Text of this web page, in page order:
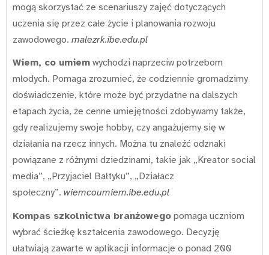
mogą skorzystać ze scenariuszy zajęć dotyczących
uczenia się przez całe życie i planowania rozwoju
zawodowego. malezrk.ibe.edu.pl
Wiem, co umiem wychodzi naprzeciw potrzebom
młodych. Pomaga zrozumieć, że codziennie gromadzimy
doświadczenie, które może być przydatne na dalszych
etapach życia, że cenne umiejętności zdobywamy także,
gdy realizujemy swoje hobby, czy angażujemy się w
działania na rzecz innych. Można tu znaleźć odznaki
powiązane z różnymi dziedzinami, takie jak „Kreator social
media”, „Przyjaciel Bałtyku”, „Działacz
społeczny”. wiemcoumiem.ibe.edu.pl
Kompas szkolnictwa branżowego pomaga uczniom
wybrać ścieżkę kształcenia zawodowego. Decyzję
ułatwiają zawarte w aplikacji informacje o ponad 200